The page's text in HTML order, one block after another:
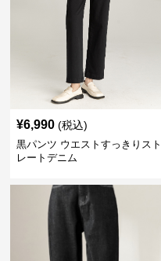
¥6,990 (税込)
黒パンツ ウエストすっきりスト
レートデニム